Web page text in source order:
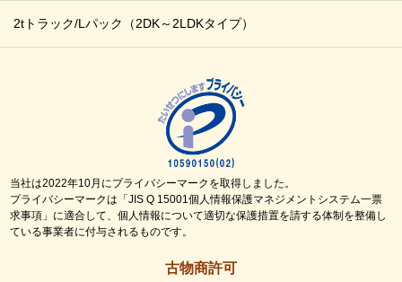
2tトラック/Lパック （2DK～2LDKタイプ）
当社は2022年10月にプライバシーマークを取得しました。
プライバシーマークは「JIS Q 15001個人情報保護マネジメントシステム一票
求事項」に適合して、個人情報について適切な保護措置を請する体制を整備し
ている事業者に付与されるものです。
古物商許可